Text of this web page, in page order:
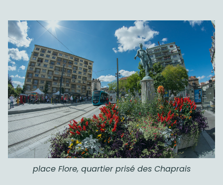
place Flore, quartier prisé des Chaprais